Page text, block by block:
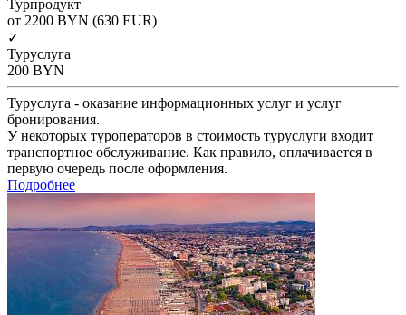
Турпродукт
от 2200 BYN (630 EUR)
✓
Туруслуга
200 BYN
Туруслуга - оказание информационных услуг и услуг
бронирования.
У некоторых туроператоров в стоимость туруслуги входит
транспортное обслуживание. Как правило, оплачивается в
первую очередь после оформления.
Подробнее